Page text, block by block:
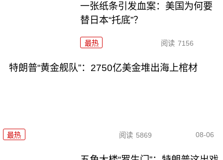
一张纸条引发血案：美国为何要
替日本“托底”？
最热 阅读 7156
特朗普“黄金舰队”：2750亿美金堆出海上棺材
最热 阅读 5869 08-06